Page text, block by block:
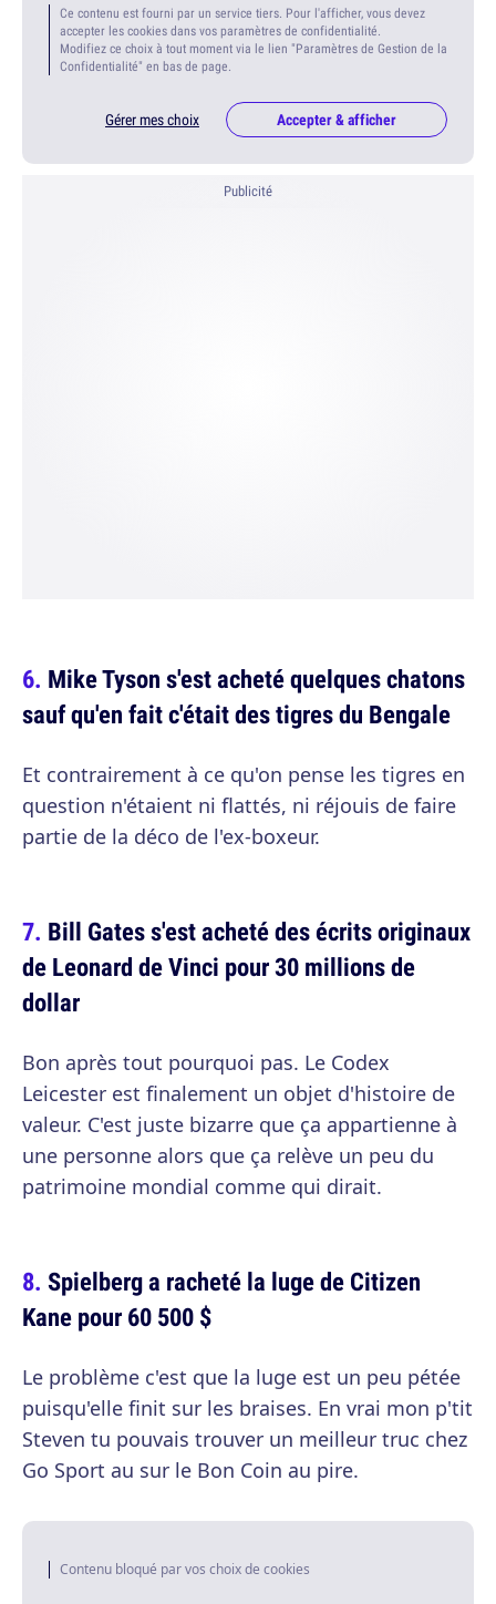
Ce contenu est fourni par un service tiers. Pour l'afficher, vous devez
accepter les cookies dans vos paramètres de confidentialité.
Modifiez ce choix à tout moment via le lien "Paramètres de Gestion de la
Confidentialité" en bas de page.
Gérer mes choix Accepter & afficher
Publicité
Mike Tyson s'est acheté quelques chatons
sauf qu'en fait c'était des tigres du Bengale
Et contrairement à ce qu'on pense les tigres en
question n'étaient ni flattés, ni réjouis de faire
partie de la déco de l'ex-boxeur.
Bill Gates s'est acheté des écrits originaux
de Leonard de Vinci pour 30 millions de
dollar
Bon après tout pourquoi pas. Le Codex
Leicester est finalement un objet d'histoire de
valeur. C'est juste bizarre que ça appartienne à
une personne alors que ça relève un peu du
patrimoine mondial comme qui dirait.
Spielberg a racheté la luge de Citizen
Kane pour 60 500 $
Le problème c'est que la luge est un peu pétée
puisqu'elle finit sur les braises. En vrai mon p'tit
Steven tu pouvais trouver un meilleur truc chez
Go Sport au sur le Bon Coin au pire.
Contenu bloqué par vos choix de cookies